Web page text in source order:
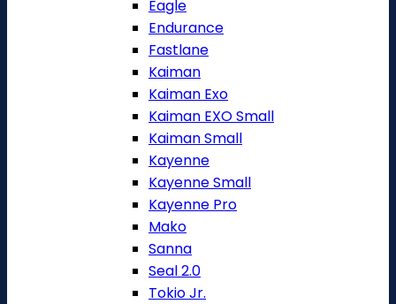
Eagle
Endurance
Fastlane
Kaiman
Kaiman Exo
Kaiman EXO Small
Kaiman Small
Kayenne
Kayenne Small
Kayenne Pro
Mako
Sanna
Seal 2.0
Tokio Jr.